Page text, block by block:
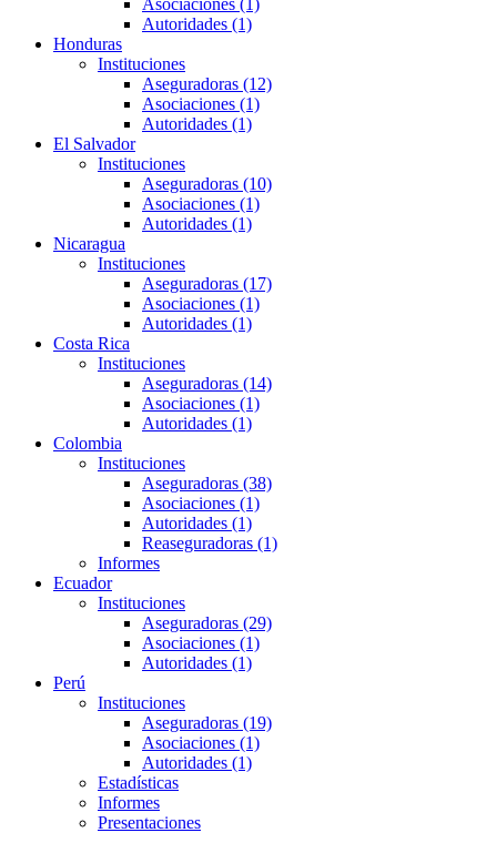
Asociaciones (1)
Autoridades (1)
Honduras
Instituciones
Aseguradoras (12)
Asociaciones (1)
Autoridades (1)
El Salvador
Instituciones
Aseguradoras (10)
Asociaciones (1)
Autoridades (1)
Nicaragua
Instituciones
Aseguradoras (17)
Asociaciones (1)
Autoridades (1)
Costa Rica
Instituciones
Aseguradoras (14)
Asociaciones (1)
Autoridades (1)
Colombia
Instituciones
Aseguradoras (38)
Asociaciones (1)
Autoridades (1)
Reaseguradoras (1)
Informes
Ecuador
Instituciones
Aseguradoras (29)
Asociaciones (1)
Autoridades (1)
Perú
Instituciones
Aseguradoras (19)
Asociaciones (1)
Autoridades (1)
Estadísticas
Informes
Presentaciones